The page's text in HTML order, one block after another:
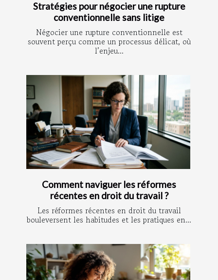
Stratégies pour négocier une rupture
conventionnelle sans litige
Négocier une rupture conventionnelle est
souvent perçu comme un processus délicat, où
l’enjeu...
Comment naviguer les réformes
récentes en droit du travail ?
Les réformes récentes en droit du travail
bouleversent les habitudes et les pratiques en...